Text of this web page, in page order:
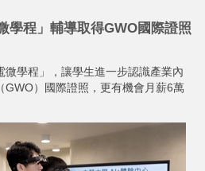
學程」輔導取得GWO國際證照
學程」，讓學生進一步認識產業內
GWO）國際證照，更有機會月薪6萬